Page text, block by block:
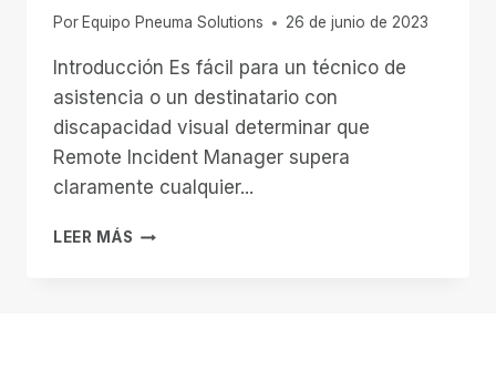
Por Equipo Pneuma Solutions 26 de junio de 2023
Introducción Es fácil para un técnico de
asistencia o un destinatario con
discapacidad visual determinar que
Remote Incident Manager supera
claramente cualquier...
LEER MÁS DISEÑO